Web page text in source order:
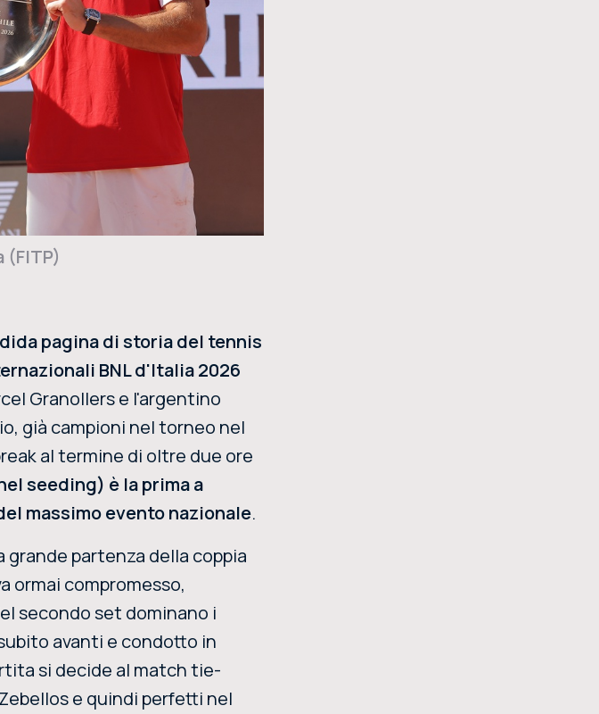
pagina di storia del tennis
BNL d'Italia 2026
Granollers e l'argentino
già campioni nel torneo nel
al termine di oltre due ore
seeding) è la prima a
massimo evento nazionale.
partenza della coppia
ormai compromesso,
secondo set dominano i
avanti e condotto in
si decide al match tie-
e quindi perfetti nel